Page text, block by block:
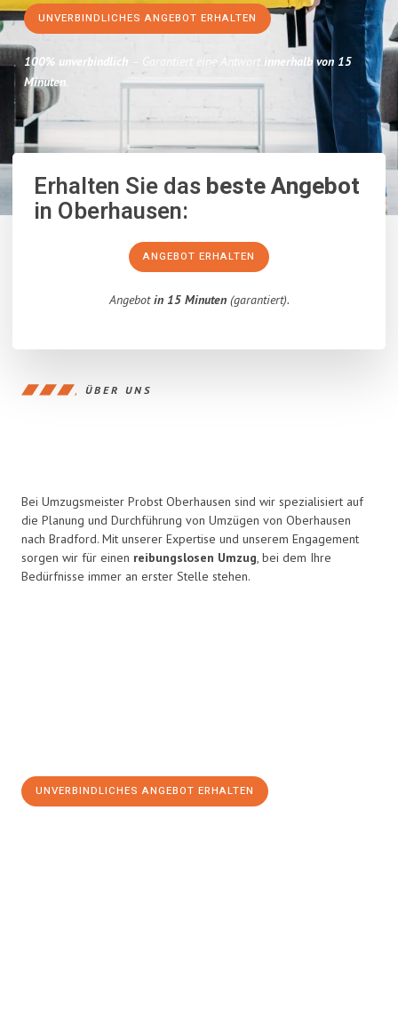
UNVERBINDLICHES ANGEBOT ERHALTEN
100% unverbindlich – Garantiert eine Antwort innerhalb von 15
Minuten.
Erhalten Sie dasbeste Angebot
in Oberhausen:
ANGEBOT ERHALTEN
Angebotin 15 Minuten(garantiert).
ÜBER UNS
Bei Umzugsmeister Probst Oberhausen sind wir spezialisiert auf
die Planung und Durchführung von Umzügen von Oberhausen
nach Bradford. Mit unserer Expertise und unserem Engagement
sorgen wir für einen reibungslosen Umzug, bei dem Ihre
Bedürfnisse immer an erster Stelle stehen.
UNVERBINDLICHES ANGEBOT ERHALTEN